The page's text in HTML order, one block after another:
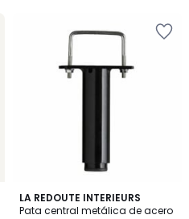
LA REDOUTE INTERIEURS
Pata central metálica de acero